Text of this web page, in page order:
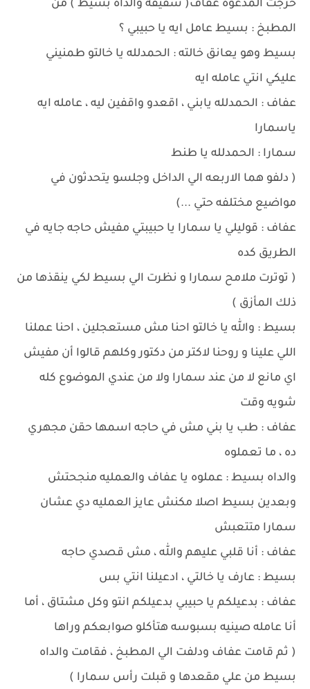
خرجت المدعوه عفاف( شقيقه والداه بسيط ) من
المطبخ : بسيط عامل ايه يا حبيبي ؟
بسيط وهو يعانق خالته : الحمدلله يا خالتو طمنيني
عليكي انتي عامله ايه
عفاف : الحمدلله يابني ، اقعدو واقفين ليه ، عامله ايه
ياسمارا
سمارا : الحمدلله يا طنط
( دلفو هما الاربعه الي الداخل وجلسو يتحدثون في
مواضيع مختلفه حتي ...)
عفاف : قوليلي يا سمارا يا حبيبتي مفيش حاجه جايه في
الطريق كده
( توترت ملامح سمارا و نظرت الي بسيط لكي ينقذها من
ذلك المأزق )
بسيط : والله يا خالتو احنا مش مستعجلين ، احنا عملنا
اللي علينا و روحنا لاكتر من دكتور وكلهم قالوا أن مفيش
اي مانع لا من عند سمارا ولا من عندي الموضوع كله
شويه وقت
عفاف : طب يا بني مش في حاجه اسمها حقن مجهري
ده ، ما تعملوه
والداه بسيط : عملوه يا عفاف والعمليه منجحتش
وبعدين بسيط اصلا مكنش عايز العمليه دي عشان
سمارا متتعبش
عفاف : أنا قلبي عليهم والله ، مش قصدي حاجه
بسيط : عارف يا خالتي ، ادعيلنا انتي بس
عفاف : بدعيلكم يا حبيبي بدعيلكم انتو وكل مشتاق ، أما
أنا عامله صينيه بسبوسه هتأكلو صوابعكم وراها
( ثم قامت عفاف ودلفت الي المطبخ ، فقامت والداه
بسيط من علي مقعدها و قبلت رأس سمارا )